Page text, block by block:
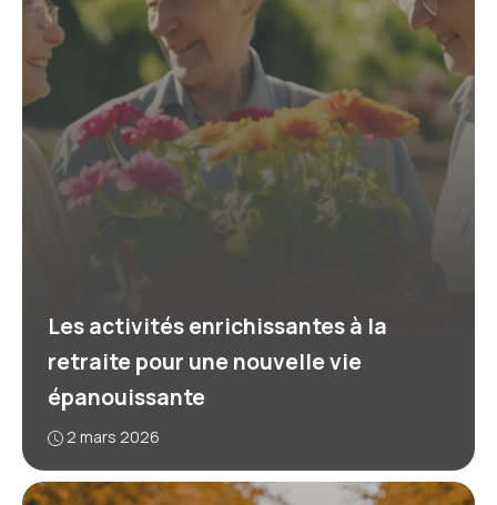
Les activités enrichissantes à la
retraite pour une nouvelle vie
épanouissante
2 mars 2026